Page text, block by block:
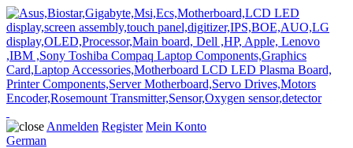
Anmelden Register Mein Konto
German